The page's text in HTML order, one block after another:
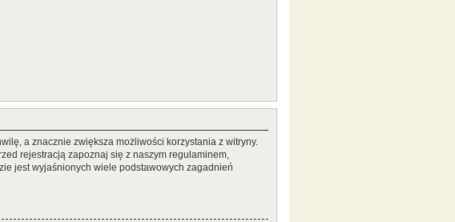
a znacznie zwiększa możliwości korzystania z witryny.
rejestracją zapoznaj się z naszym regulaminem,
jest wyjaśnionych wiele podstawowych zagadnień